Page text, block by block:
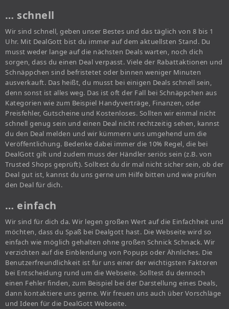
… schnell
Wir sind schnell, geben unser Bestes und das täglich von 8 bis 1
Uhr. Mit DealGott bist du immer auf dem aktuellsten Stand. Du
musst weder lange auf die nächsten Deals warten, noch dich
sorgen, dass du einen Deal verpasst. Viele der Rabattaktionen und
Schnäppchen sind befristetet oder binnen weniger Minuten
ausverkauft. Das heißt, du musst bei einigen Deals schnell sein,
denn sonst ist alles weg. Das ist oft der Fall bei Schnäppchen aus
Kategorien wie zum Beispiel Handyverträge, Finanzen, oder
Preisfehler, Gutscheine und Kostenloses. Sollten wir einmal nicht
schnell genug sein und einen Deal nicht rechtzeitig sehen, kannst
du den Deal melden und wir kümmern uns umgehend um die
Veröffentlichung. Bedenke dabei immer die 10% Regel, die bei
DealGott gilt und zudem muss der Händler seriös sein (z.B. von
Trusted Shops geprüft). Solltest du dir mal nicht sicher sein, ob der
Deal gut ist, kannst du uns gerne um Hilfe bitten und wie prüfen
den Deal für dich.
… einfach
Wir sind für dich da. Wir legen großen Wert auf die Einfachheit und
möchten, dass du Spaß bei Dealgott hast. Die Webseite wird so
einfach wie möglich gehalten ohne großen Schnick Schnack. Wir
verzichten auf die Einblendung von Popups oder Ähnliches. Die
Benutzerfreundlichkeit ist für uns einer der wichtigsten Faktoren
bei Entscheidung rund um die Webseite. Solltest du dennoch
einen Fehler finden, zum Beispiel bei der Darstellung eines Deals,
dann kontaktiere uns gerne. Wir freuen uns auch über Vorschläge
und Ideen für die DealGott Webseite.